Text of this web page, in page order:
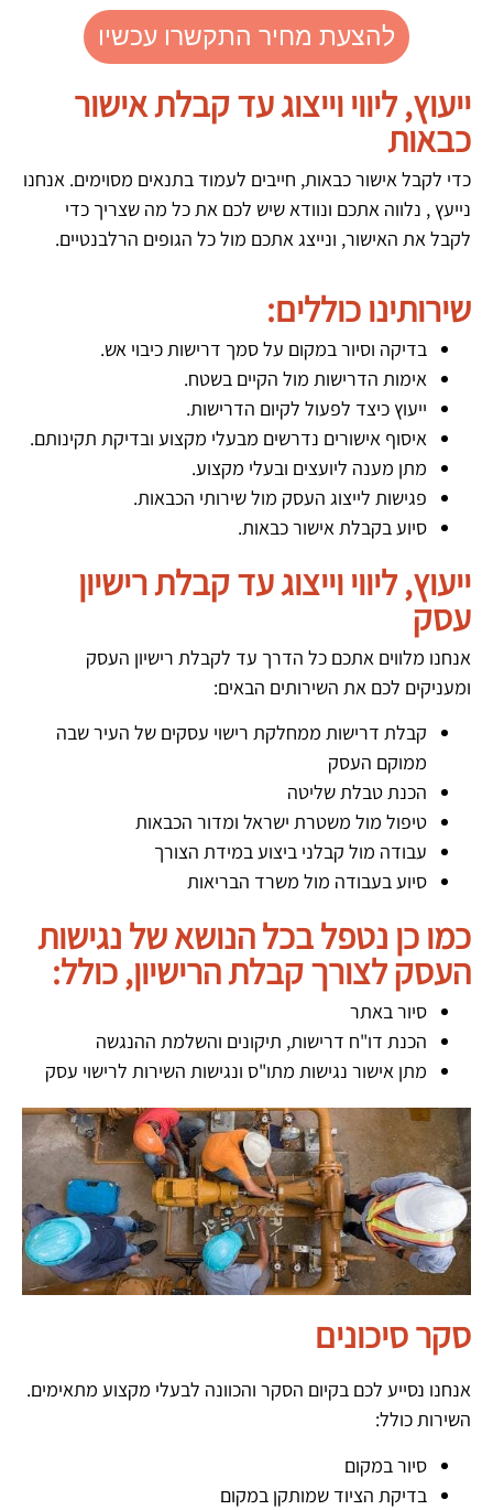
להצעת מחיר התקשרו עכשיו
ייעוץ, ליווי וייצוג עד קבלת אישור
כבאות
כדי לקבל אישור כבאות, חייבים לעמוד בתנאים מסוימים. אנחנו
נייעץ , נלווה אתכם ונוודא שיש לכם את כל מה שצריך כדי
לקבל את האישור, ונייצג אתכם מול כל הגופים הרלבנטיים.
שירותינו כוללים:
בדיקה וסיור במקום על סמך דרישות כיבוי אש.
אימות הדרישות מול הקיים בשטח.
ייעוץ כיצד לפעול לקיום הדרישות.
איסוף אישורים נדרשים מבעלי מקצוע ובדיקת תקינותם.
מתן מענה ליועצים ובעלי מקצוע.
פגישות לייצוג העסק מול שירותי הכבאות.
סיוע בקבלת אישור כבאות.
ייעוץ, ליווי וייצוג עד קבלת רישיון
עסק
אנחנו מלווים אתכם כל הדרך עד לקבלת רישיון העסק
ומעניקים לכם את השירותים הבאים:
קבלת דרישות ממחלקת רישוי עסקים של העיר שבה
ממוקם העסק
הכנת טבלת שליטה
טיפול מול משטרת ישראל ומדור הכבאות
עבודה מול קבלני ביצוע במידת הצורך
סיוע בעבודה מול משרד הבריאות
כמו כן נטפל בכל הנושא של נגישות
העסק לצורך קבלת הרישיון, כולל:
סיור באתר
הכנת דו"ח דרישות, תיקונים והשלמת ההנגשה
מתן אישור נגישות מתו"ס ונגישות השירות לרישוי עסק
סקר סיכונים
אנחנו נסייע לכם בקיום הסקר והכוונה לבעלי מקצוע מתאימים.
השירות כולל:
סיור במקום
בדיקת הציוד שמותקן במקום